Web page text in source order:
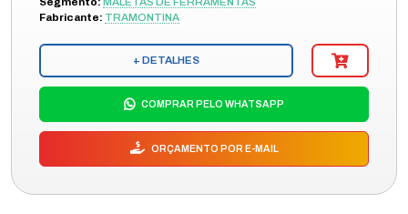
Fabricante: TRAMONTINA
+ DETALHES
COMPRAR PELO WHATSAPP
ORÇAMENTO POR E-MAIL